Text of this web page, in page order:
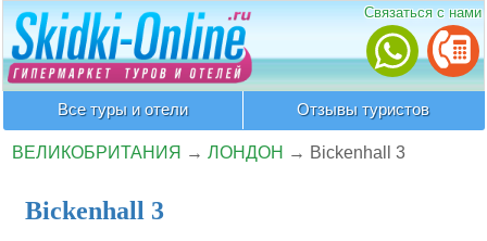
Связаться с нами
Все туры и отели Отзывы туристов
ВЕЛИКОБРИТАНИЯ →ЛОНДОН → Bickenhall 3
Bickenhall 3